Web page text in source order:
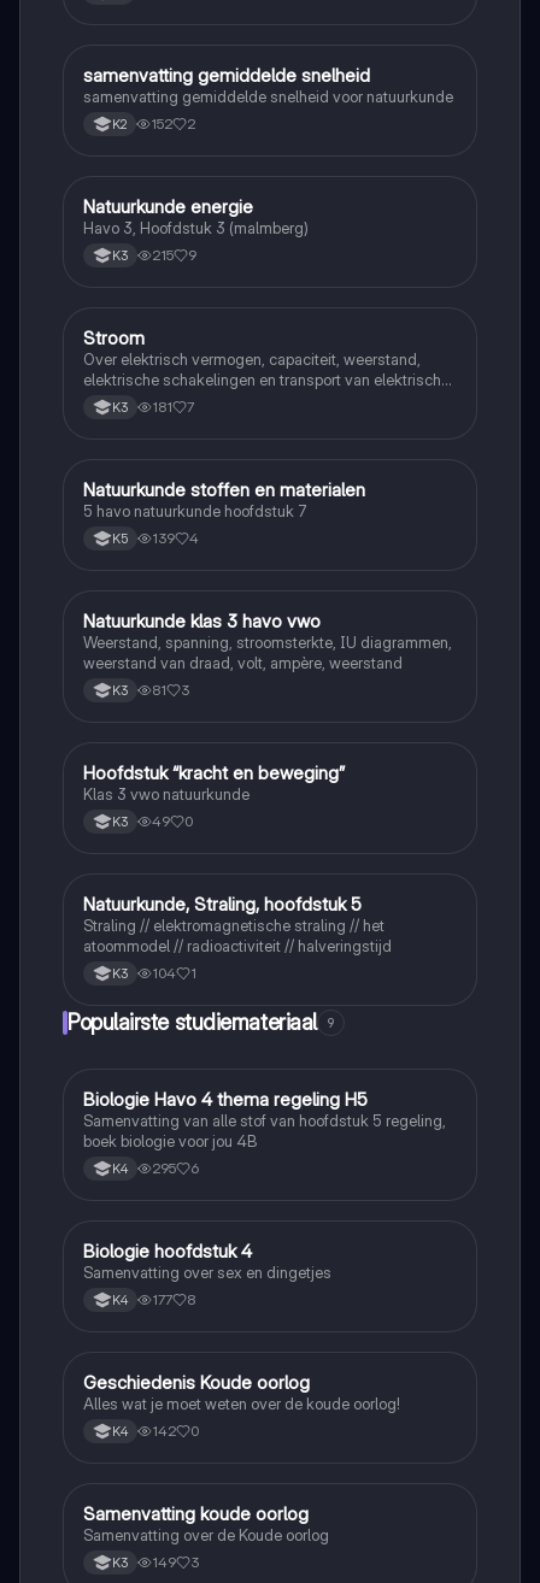
Natuurkunde
samenvatting gemiddelde snelheid
samenvatting gemiddelde snelheid voor natuurkunde
K2 152 2
Natuurkunde
Natuurkunde energie
Havo 3, Hoofdstuk 3 (malmberg)
K3 215 9
Natuurkunde
Stroom
Over elektrisch vermogen, capaciteit, weerstand,
elektrische schakelingen en transport van elektrische
energie
K3 181 7
Natuurkunde
Natuurkunde stoffen en materialen
5 havo natuurkunde hoofdstuk 7
K5 139 4
Natuurkunde
Natuurkunde klas 3 havo vwo
Weerstand, spanning, stroomsterkte, IU diagrammen,
weerstand van draad, volt, ampère, weerstand
K3 81 3
Natuurkunde
Hoofdstuk “kracht en beweging”
Klas 3 vwo natuurkunde
K3 49 0
Natuurkunde
Natuurkunde, Straling, hoofdstuk 5
Straling // elektromagnetische straling // het
atoommodel // radioactiviteit // halveringstijd
K3 104 1
Populairste studiemateriaal 9
Biologie
Biologie Havo 4 thema regeling H5
Samenvatting van alle stof van hoofdstuk 5 regeling,
boek biologie voor jou 4B
K4 295 6
Biologie
Biologie hoofdstuk 4
Samenvatting over sex en dingetjes
K4 177 8
Geschiedenis
Geschiedenis Koude oorlog
Alles wat je moet weten over de koude oorlog!
K4 142 0
Geschiedenis
Samenvatting koude oorlog
Samenvatting over de Koude oorlog
K3 149 3